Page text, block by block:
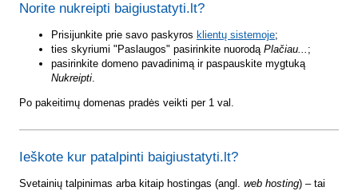
Norite nukreipti baigiustatyti.lt?
Prisijunkite prie savo paskyros klientų sistemoje;
ties skyriumi "Paslaugos" pasirinkite nuorodą Plačiau... ;
pasirinkite domeno pavadinimą ir paspauskite mygtuką
Nukreipti.
Po pakeitimų domenas pradės veikti per 1 val.
Ieškote kur patalpinti baigiustatyti.lt?
Svetainių talpinimas arba kitaip hostingas (angl. web hosting) – tai